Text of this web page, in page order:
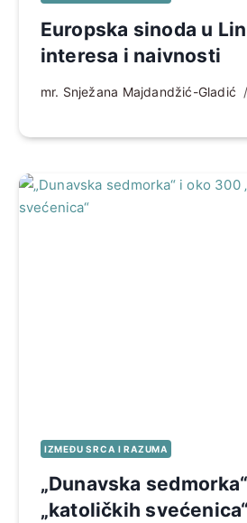
Europska sinoda u
interesa i naivnosti
mr. Snježana Majdandžić-Gladić
IZMEĐU SRCA I RAZUMA
„Dunavska
„katoličkih svećenica“